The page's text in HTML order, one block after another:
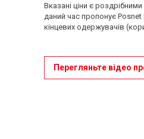
Вказані ціни є
даний час пропонує
кінцевих одержувачів
Перегляньте відео